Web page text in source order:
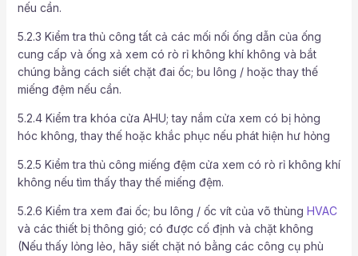
nếu cần.
5.2.3 Kiểm tra thủ công tất cả các mối nối ống dẫn của ống
cung cấp và ống xả xem có rò rỉ không khí không và bắt
chúng bằng cách siết chặt đai ốc; bu lông / hoặc thay thế
miếng đệm nếu cần.
5.2.4 Kiểm tra khóa cửa AHU; tay nắm cửa xem có bị hỏng
hóc không, thay thế hoặc khắc phục nếu phát hiện hư hỏng
5.2.5 Kiểm tra thủ công miếng đệm cửa xem có rò rỉ không khí
không nếu tìm thấy thay thế miếng đệm.
5.2.6 Kiểm tra xem đai ốc; bu lông / ốc vít của võ thùng HVAC
và các thiết bị thông gió; có được cố định và chặt không
(Nếu thấy lỏng lẻo, hãy siết chặt nó bằng các công cụ phù